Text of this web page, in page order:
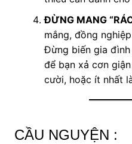
ĐỪNG MANG
mắng, đồng
Đừng biến gia
để bạn xả cơn
cười, hoặc ít nhất
CẦU NGUYỆN :